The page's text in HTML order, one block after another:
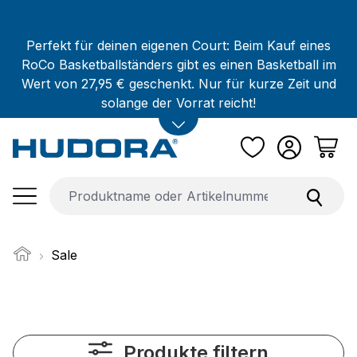
Perfekt für deinen eigenen Court: Beim Kauf eines
RoCo Basketballständers gibt es einen Basketball im
Wert von 27,95 € geschenkt. Nur für kurze Zeit und
solange der Vorrat reicht!
Sale
Produkte filtern